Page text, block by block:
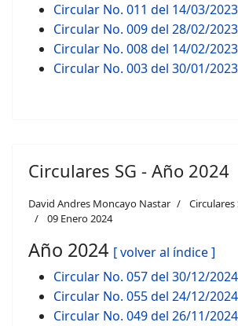
Circular No. 011 del 14/03/2023
Circular No. 009 del 28/02/2023
Circular No. 008 del 14/02/2023
Circular No. 003 del 30/01/2023
Circulares SG - Año 2024
David Andres Moncayo Nastar
Circulares
09 Enero 2024
Año 2024 [ volver al índice ]
Circular No. 057 del 30/12/2024
Circular No. 055 del 24/12/2024
Circular No. 049 del 26/11/2024